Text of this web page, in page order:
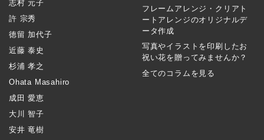
志村 元子
許 宗秀
徳留 加代子
近藤 泰史
杉浦 孝之
Ohata Masahiro
成田 愛恵
大川 智子
安井 竜樹
フレームアレンジ・クリアト
ートアレンジのオリジナルデ
ータ作成
写真やイラストを印刷したお
祝い花を贈ってみませんか？
全てのコラムを見る